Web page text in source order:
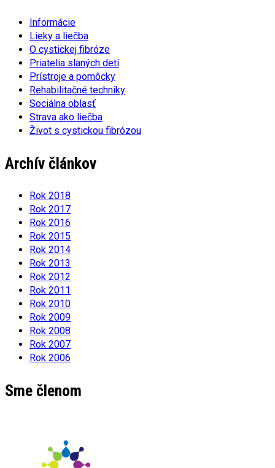
Informácie
Lieky a liečba
O cystickej fibróze
Priatelia slaných detí
Prístroje a pomôcky
Rehabilitačné techniky
Sociálna oblasť
Strava ako liečba
Život s cystickou fibrózou
Archív článkov
Rok 2018
Rok 2017
Rok 2016
Rok 2015
Rok 2014
Rok 2013
Rok 2012
Rok 2011
Rok 2010
Rok 2009
Rok 2008
Rok 2007
Rok 2006
Sme členom